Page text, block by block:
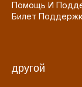
Помощь И
Билет
другой